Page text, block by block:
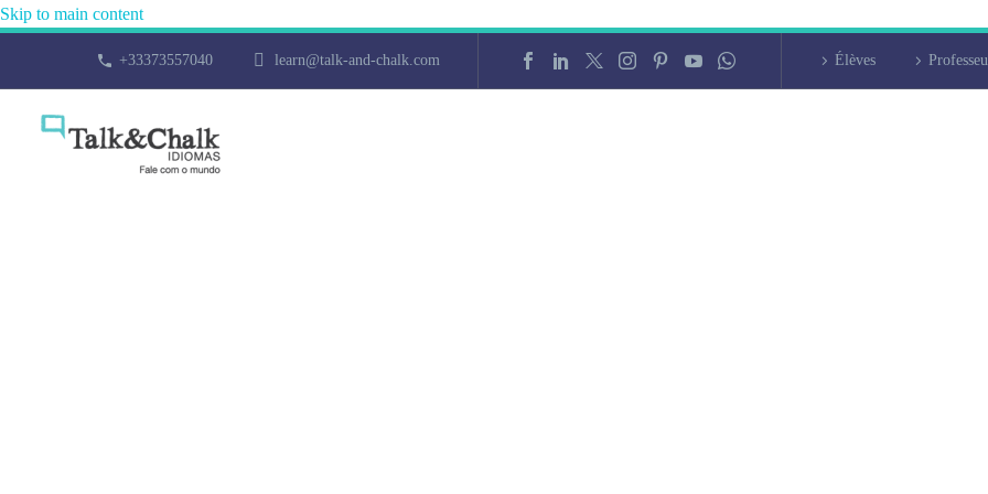
Skip to main content
+33373557040 learn@talk-and-chalk.com Élèves